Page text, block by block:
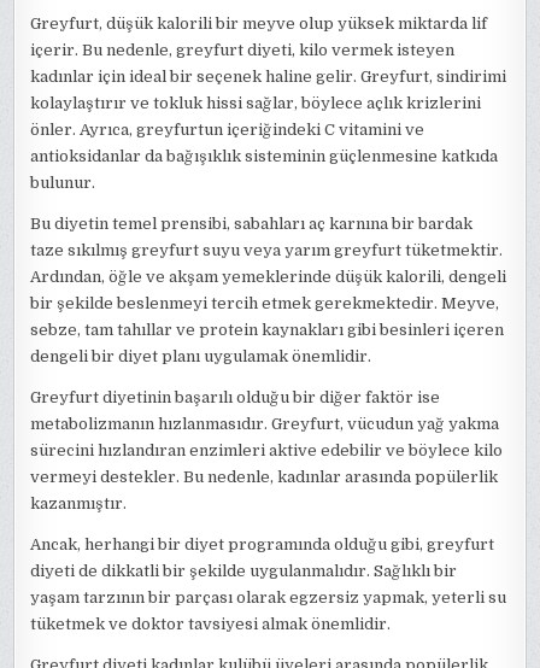
Greyfurt, düşük kalorili bir meyve olup yüksek miktarda lif
içerir. Bu nedenle, greyfurt diyeti, kilo vermek isteyen
kadınlar için ideal bir seçenek haline gelir. Greyfurt, sindirimi
kolaylaştırır ve tokluk hissi sağlar, böylece açlık krizlerini
önler. Ayrıca, greyfurtun içeriğindeki C vitamini ve
antioksidanlar da bağışıklık sisteminin güçlenmesine katkıda
bulunur.
Bu diyetin temel prensibi, sabahları aç karnına bir bardak
taze sıkılmış greyfurt suyu veya yarım greyfurt tüketmektir.
Ardından, öğle ve akşam yemeklerinde düşük kalorili, dengeli
bir şekilde beslenmeyi tercih etmek gerekmektedir. Meyve,
sebze, tam tahıllar ve protein kaynakları gibi besinleri içeren
dengeli bir diyet planı uygulamak önemlidir.
Greyfurt diyetinin başarılı olduğu bir diğer faktör ise
metabolizmanın hızlanmasıdır. Greyfurt, vücudun yağ yakma
sürecini hızlandıran enzimleri aktive edebilir ve böylece kilo
vermeyi destekler. Bu nedenle, kadınlar arasında popülerlik
kazanmıştır.
Ancak, herhangi bir diyet programında olduğu gibi, greyfurt
diyeti de dikkatli bir şekilde uygulanmalıdır. Sağlıklı bir
yaşam tarzının bir parçası olarak egzersiz yapmak, yeterli su
tüketmek ve doktor tavsiyesi almak önemlidir.